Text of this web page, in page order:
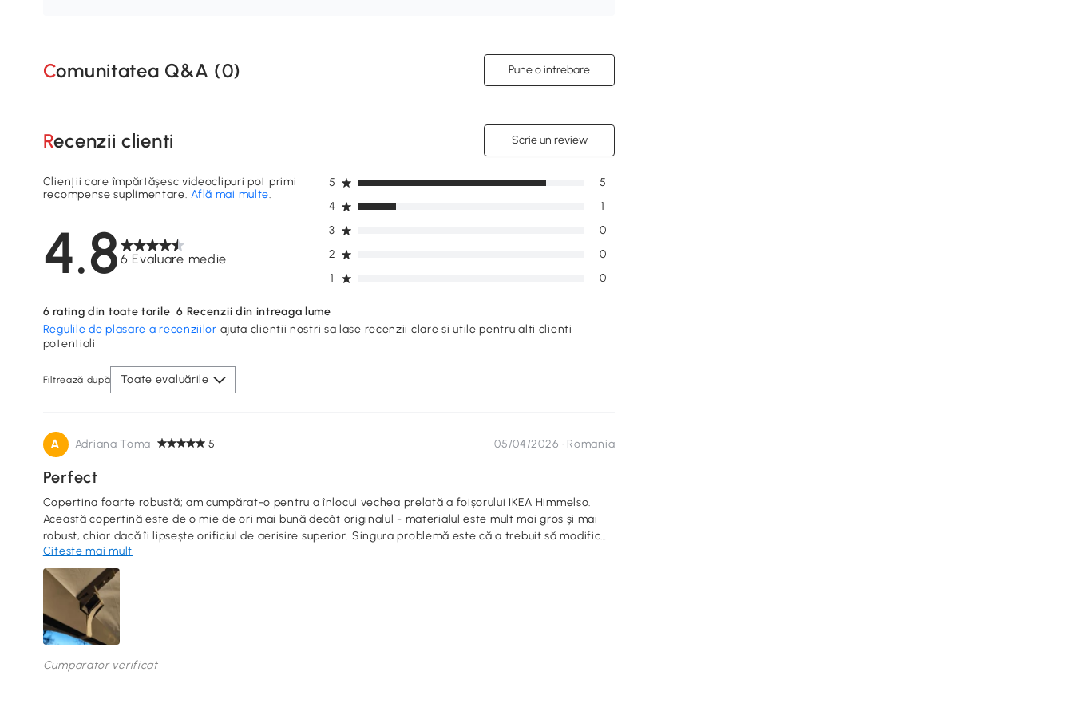
Comunitatea Q&A (0) Pune o intrebare
Recenzii clienti Scrie un review
4.8 6 Evaluare medie
Clienții care împărtășesc videoclipuri pot primi
recompense suplimentare.Află mai multe.
1 0
2 0
3 0
4 1
5 5
6 rating din toate tarile 6 Recenzii din intreaga lume
Regulile de plasare a recenziilor ajuta clientii nostri sa lase recenzii clare si utile pentru alti clienti
potentiali
Filtrează după Toate evaluările
A Adriana Toma 5 05/04/2026 · Romania
Perfect
Copertina foarte robustă; am cumpărat-o pentru a înlocui vechea prelată a foișorului IKEA Himmelso.
Această copertină este de o mie de ori mai bună decât originalul - materialul este mult mai gros și mai
robust, chiar dacă îi lipsește orificiul de aerisire superior. Singura problemă este că a trebuit să modific
puțin elementele de fixare, resetând curelele Velcro în diferite poziții pentru a întinde copertina mai
bine. Atașez fotografii în speranța că vor fi utile altor utilizatori, având în vedere că versiunea IKEA nu
mai este disponibilă - și oricum era inferioară.
Citeste mai mult
Cumparator verificat